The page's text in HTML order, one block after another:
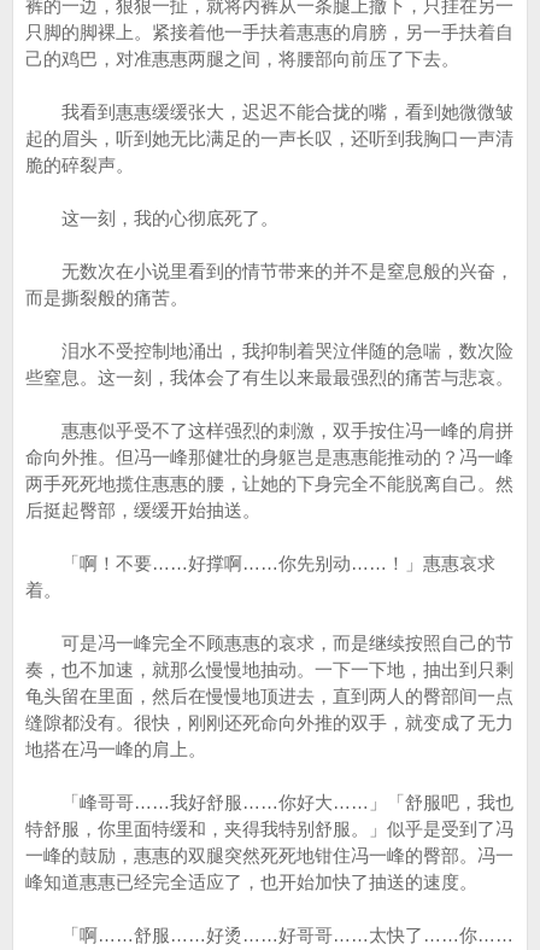
裤的一边，狠狠一扯，就将内裤从一条腿上撤下，只挂在另一
只脚的脚裸上。紧接着他一手扶着惠惠的肩膀，另一手扶着自
己的鸡巴，对准惠惠两腿之间，将腰部向前压了下去。
我看到惠惠缓缓张大，迟迟不能合拢的嘴，看到她微微皱
起的眉头，听到她无比满足的一声长叹，还听到我胸口一声清
脆的碎裂声。
这一刻，我的心彻底死了。
无数次在小说里看到的情节带来的并不是窒息般的兴奋，
而是撕裂般的痛苦。
泪水不受控制地涌出，我抑制着哭泣伴随的急喘，数次险
些窒息。这一刻，我体会了有生以来最最强烈的痛苦与悲哀。
惠惠似乎受不了这样强烈的刺激，双手按住冯一峰的肩拼
命向外推。但冯一峰那健壮的身躯岂是惠惠能推动的？冯一峰
两手死死地揽住惠惠的腰，让她的下身完全不能脱离自己。然
后挺起臀部，缓缓开始抽送。
「啊！不要……好撑啊……你先别动……！」惠惠哀求
着。
可是冯一峰完全不顾惠惠的哀求，而是继续按照自己的节
奏，也不加速，就那么慢慢地抽动。一下一下地，抽出到只剩
龟头留在里面，然后在慢慢地顶进去，直到两人的臀部间一点
缝隙都没有。很快，刚刚还死命向外推的双手，就变成了无力
地搭在冯一峰的肩上。
「峰哥哥……我好舒服……你好大……」「舒服吧，我也
特舒服，你里面特缓和，夹得我特别舒服。」似乎是受到了冯
一峰的鼓励，惠惠的双腿突然死死地钳住冯一峰的臀部。冯一
峰知道惠惠已经完全适应了，也开始加快了抽送的速度。
「啊……舒服……好烫……好哥哥……太快了……你……